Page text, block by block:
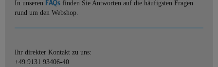
In unseren FAQs finden Sie Antworten auf die häufigsten Fragen
rund um den Webshop.
Ihr direkter Kontakt zu uns:
+49 9131 93406-40